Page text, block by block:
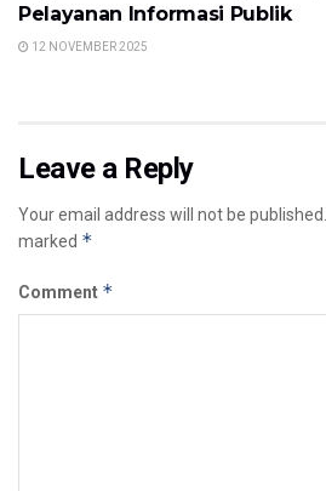
Pelayanan Informasi Publik
12 NOVEMBER 2025
Leave a Reply
Your email address will not be published.
marked *
Comment *